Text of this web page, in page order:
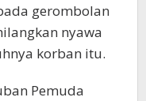
gerombolan
nyawa
korban itu.
Pemuda